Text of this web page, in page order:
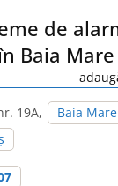
de
Baia Mare
19A,
Baia Mare